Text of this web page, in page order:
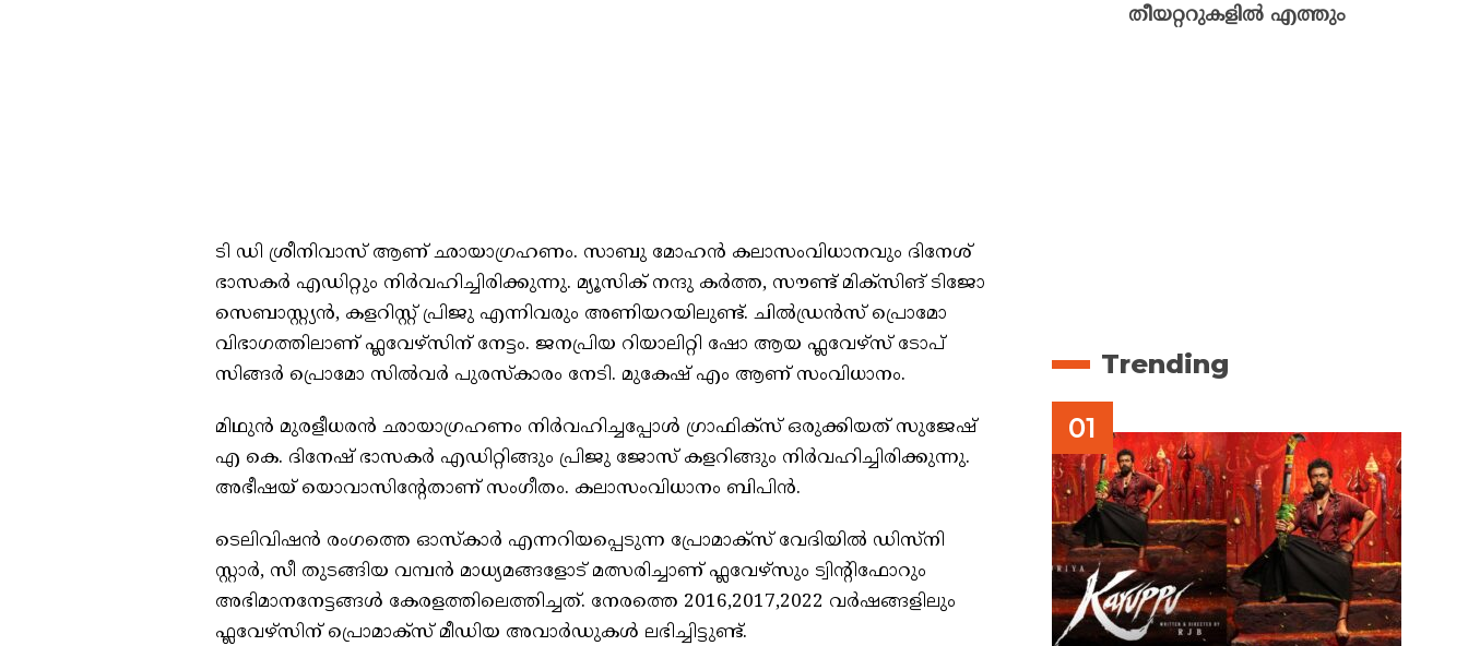
ടി ഡി ശ്രീനിവാസ് ആണ് ഛായാഗ്രഹണം. സാബു മോഹൻ കലാസംവിധാനവും ദിനേശ്
ഭാസകർ എഡിറ്റും നിർവഹിച്ചിരിക്കുന്നു. മ്യൂസിക് നന്ദു കർത്ത, സൗണ്ട് മിക്‌സിങ് ടിജോ
സെബാസ്റ്റ്യൻ, കളറിസ്റ്റ് പ്രിജു എന്നിവരും അണിയറയിലുണ്ട്. ചിൽഡ്രൻസ് പ്രൊമോ
വിഭാഗത്തിലാണ് ഫ്ലവേഴ്‌സിന് നേട്ടം. ജനപ്രിയ റിയാലിറ്റി ഷോ ആയ ഫ്ലവേഴ്‌സ് ടോപ്
സിങ്ങർ പ്രൊമോ സിൽവർ പുരസ്‌കാരം നേടി. മുകേഷ് എം ആണ് സംവിധാനം.
മിഥുൻ മുരളീധരൻ ഛായാഗ്രഹണം നിർവഹിച്ചപ്പോൾ ഗ്രാഫിക്‌സ് ഒരുക്കിയത് സുജേഷ്
എ കെ. ദിനേഷ് ഭാസകർ എഡിറ്റിങ്ങും പ്രിജു ജോസ് കളറിങ്ങും നിർവഹിച്ചിരിക്കുന്നു.
അഭീഷയ് യൊവാസിന്റേതാണ് സംഗീതം. കലാസംവിധാനം ബിപിൻ.
ടെലിവിഷൻ രംഗത്തെ ഓസ്‌കാർ എന്നറിയപ്പെടുന്ന പ്രോമാക്‌സ് വേദിയിൽ ഡിസ്‌നി
സ്റ്റാർ, സീ തുടങ്ങിയ വമ്പൻ മാധ്യമങ്ങളോട് മത്സരിച്ചാണ് ഫ്ലവേഴ്സും ട്വിന്റിഫോറും
അഭിമാനനേട്ടങ്ങൾ കേരളത്തിലെത്തിച്ചത്. നേരത്തെ 2016,2017,2022 വർഷങ്ങളിലും
ഫ്ലവേഴ്സിന് പ്രൊമാക്സ് മീഡിയ അവാർഡുകൾ ലഭിച്ചിട്ടുണ്ട്.
തീയറ്ററുകളിൽ എത്തും
Trending